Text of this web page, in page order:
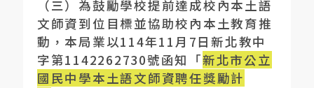
（三）為鼓勵學校提前達成校內本土語
文師資到位目標並協助校內本土教育推
動，本局業以114年11月 7日新北教中
字第1142262730號函知「新北市公立
國民中學本土語文師資聘任獎勵計